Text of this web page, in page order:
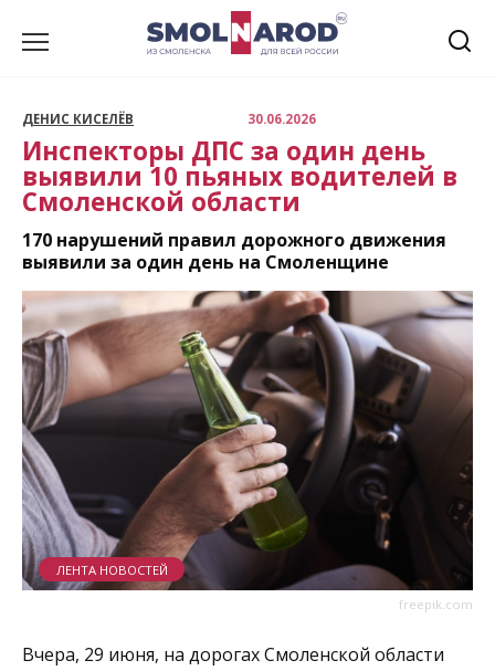
ДЕНИС КИСЕЛЁВ 30.06.2026
Инспекторы ДПС за один день
выявили 10 пьяных водителей в
Смоленской области
170 нарушений правил дорожного движения
выявили за один день на Смоленщине
freepik.com
ЛЕНТА НОВОСТЕЙ
Вчера, 29 июня, на дорогах Смоленской области